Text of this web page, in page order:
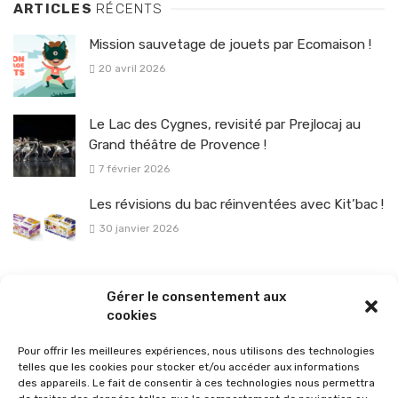
Gérer le consentement aux
cookies
Pour offrir les meilleures expériences, nous utilisons des technologies
telles que les cookies pour stocker et/ou accéder aux informations
des appareils. Le fait de consentir à ces technologies nous permettra
ARTICLES RÉCENTS
Mission sauvetage de jouets par Ecomaison !
20 avril 2026
Le Lac des Cygnes, revisité par Prejlocaj au
Grand théâtre de Provence !
7 février 2026
Les révisions du bac réinventées avec Kit’bac !
30 janvier 2026